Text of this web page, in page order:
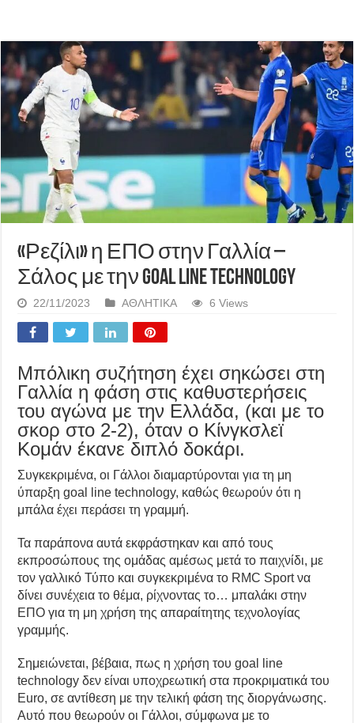
«Ρεζίλι» η ΕΠΟ στην Γαλλία –
Σάλος με την goal line technology
22/11/2023 ΑΘΛΗΤΙΚΑ 6 Views
Μπόλικη συζήτηση έχει σηκώσει στη
Γαλλία η φάση στις καθυστερήσεις
του αγώνα με την Ελλάδα, (και με το
σκορ στο 2-2), όταν ο Κίνγκσλεϊ
Κομάν έκανε διπλό δοκάρι.
Συγκεκριμένα, οι Γάλλοι διαμαρτύρονται για τη μη
ύπαρξη goal line technology, καθώς θεωρούν ότι η
μπάλα έχει περάσει τη γραμμή.
Τα παράπονα αυτά εκφράστηκαν και από τους
εκπροσώπους της ομάδας αμέσως μετά το παιχνίδι, με
τον γαλλικό Τύπο και συγκεκριμένα το RMC Sport να
δίνει συνέχεια το θέμα, ρίχνοντας το… μπαλάκι στην
ΕΠΟ για τη μη χρήση της απαραίτητης τεχνολογίας
γραμμής.
Σημειώνεται, βέβαια, πως η χρήση του goal line
technology δεν είναι υποχρεωτική στα προκριματικά του
Euro, σε αντίθεση με την τελική φάση της διοργάνωσης.
Αυτό που θεωρούν οι Γάλλοι, σύμφωνα με το